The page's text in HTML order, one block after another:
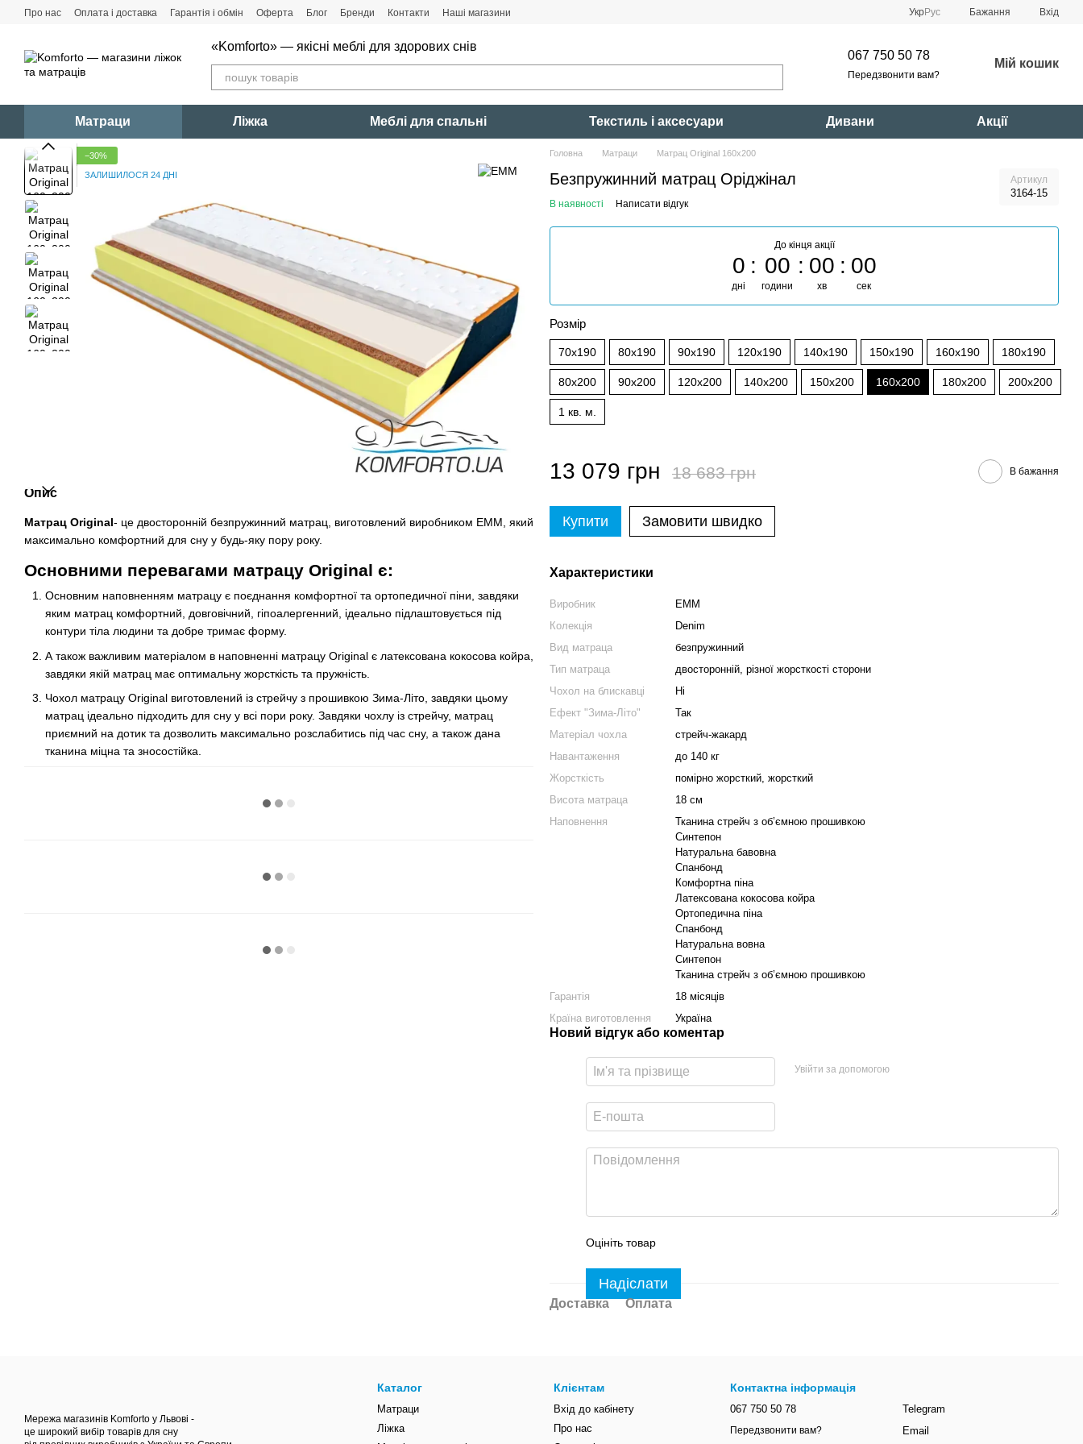
Перейти до основного контенту
Про нас Оплата і доставка Гарантія і обмін Оферта Блог Бренди Контакти Наші магазини УкрРус Бажання Вхід
«Komforto» — якісні меблі для здорових снів
067 750 50 78
Передзвонити вам?
Мій кошик
Матраци Ліжка Меблі для спальні Текстиль і аксесуари Дивани Акції
−30%
ЗАЛИШИЛОСЯ 24 ДНІ
Опис
Матрац Original- це двосторонній безпружинний матрац, виготовлений виробником ЕММ, який
максимально комфортний для сну у будь-яку пору року.
Основними перевагами матрацу Original є:
Основним наповненням матрацу є поєднання комфортної та ортопедичної піни, завдяки
яким матрац комфортний, довговічний, гіпоалергенний, ідеально підлаштовується під
контури тіла людини та добре тримає форму.
А також важливим матеріалом в наповненні матрацу Original є латексована кокосова койра,
завдяки якій матрац має оптимальну жорсткість та пружність.
Чохол матрацу Original виготовлений із стрейчу з прошивкою Зима-Літо, завдяки цьому
матрац ідеально підходить для сну у всі пори року. Завдяки чохлу із стрейчу, матрац
приємний на дотик та дозволить максимально розслабитись під час сну, а також дана
тканина міцна та зносостійка.
Головна Матраци Матрац Original 160x200
Безпружинний матрац Оріджінал Артикул
3164-15
В наявності Написати відгук
До кінця акції
0
дні
00
години
00
хв
00
сек
Розмір
70x190 80x190 90x190 120x190 140x190 150x190 160x190 180x190
80x200 90x200 120x200 140x200 150x200 160x200 180x200 200x200
1 кв. м.
13 079 грн 18 683 грн В бажання
Купити Замовити швидко
Характеристики
Виробник
EMM
Колекція
Denim
Вид матраца
безпружинний
Тип матраца
двосторонній, різної жорсткості сторони
Чохол на блискавці
Ні
Ефект "Зима-Літо"
Так
Матеріал чохла
стрейч-жакард
Навантаження
до 140 кг
Жорсткість
помірно жорсткий, жорсткий
Висота матраца
18 см
Наповнення
Тканина стрейч з об’ємною прошивкою
Синтепон
Натуральна бавовна
Спанбонд
Комфортна піна
Латексована кокосова койра
Ортопедична піна
Спанбонд
Натуральна вовна
Синтепон
Тканина стрейч з об’ємною прошивкою
Гарантія
18 місяців
Країна виготовлення
Україна
Новий відгук або коментар
Увійти за допомогою
Оцініть товар
Надіслати
Доставка Оплата
Мережа магазинів Komforto у Львові -
це широкий вибір товарів для сну
Каталог
Матраци
Ліжка
Клієнтам
Вхід до кабінету
Про нас
Контактна інформація
067 750 50 78
Передзвонити вам?
Telegram
Email